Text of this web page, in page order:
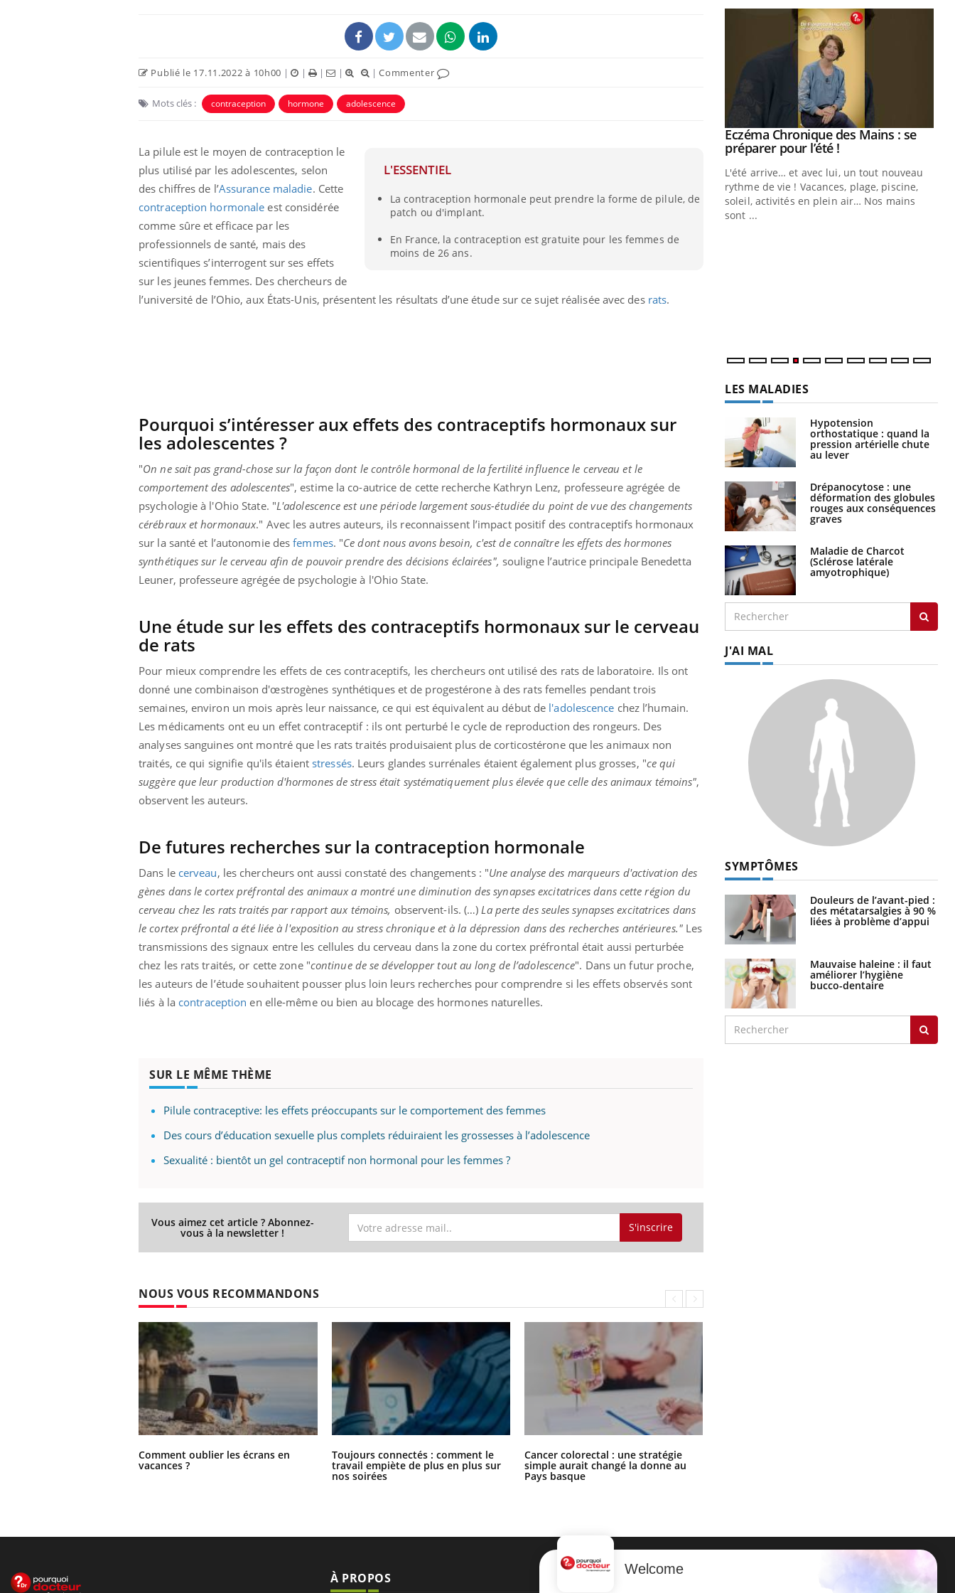
Publié le 17.11.2022 à 10h00 | | | | |Commenter
Mots clés : contraception hormone adolescence
L'ESSENTIEL
La contraception hormonale peut prendre la forme de pilule, de
patch ou d'implant.
En France, la contraception est gratuite pour les femmes de
moins de 26 ans.
La pilule est le moyen de contraception le
plus utilisé par les adolescentes, selon
des chiffres de l’Assurance maladie. Cette
contraception hormonale est considérée
comme sûre et efficace par les
professionnels de santé, mais des
scientifiques s’interrogent sur ses effets
sur les jeunes femmes. Des chercheurs de
l’université de l’Ohio, aux États-Unis, présentent les résultats d’une étude sur ce sujet réalisée avec des rats.
Pourquoi s’intéresser aux effets des contraceptifs hormonaux sur
les adolescentes ?
"On ne sait pas grand-chose sur la façon dont le contrôle hormonal de la fertilité influence le cerveau et le
comportement des adolescentes", estime la co-autrice de cette recherche Kathryn Lenz, professeure agrégée de
psychologie à l'Ohio State. "L'adolescence est une période largement sous-étudiée du point de vue des changements
cérébraux et hormonaux." Avec les autres auteurs, ils reconnaissent l’impact positif des contraceptifs hormonaux
sur la santé et l’autonomie desfemmes. "Ce dont nous avons besoin, c'est de connaître les effets des hormones
synthétiques sur le cerveau afin de pouvoir prendre des décisions éclairées", souligne l’autrice principale Benedetta
Leuner, professeure agrégée de psychologie à l'Ohio State.
Une étude sur les effets des contraceptifs hormonaux sur le cerveau
de rats
Pour mieux comprendre les effets de ces contraceptifs, les chercheurs ont utilisé des rats de laboratoire. Ils ont
donné une combinaison d'œstrogènes synthétiques et de progestérone à des rats femelles pendant trois
semaines, environ un mois après leur naissance, ce qui est équivalent au début de l'adolescence chez l’humain.
Les médicaments ont eu un effet contraceptif : ils ont perturbé le cycle de reproduction des rongeurs. Des
analyses sanguines ont montré que les rats traités produisaient plus de corticostérone que les animaux non
traités, ce qui signifie qu'ils étaientstressés. Leurs glandes surrénales étaient également plus grosses, "ce qui
suggère que leur production d'hormones de stress était systématiquement plus élevée que celle des animaux témoins",
observent les auteurs.
De futures recherches sur la contraception hormonale
Dans le cerveau, les chercheurs ont aussi constaté des changements : "Une analyse des marqueurs d'activation des
gènes dans le cortex préfrontal des animaux a montré une diminution des synapses excitatrices dans cette région du
cerveau chez les rats traités par rapport aux témoins, observent-ils. (…)La perte des seules synapses excitatrices dans
le cortex préfrontal a été liée à l'exposition au stress chronique et à la dépression dans des recherches antérieures."Les
transmissions des signaux entre les cellules du cerveau dans la zone du cortex préfrontal était aussi perturbée
chez les rats traités, or cette zone "continue de se développer tout au long de l’adolescence". Dans un futur proche,
les auteurs de l’étude souhaitent pousser plus loin leurs recherches pour comprendre si les effets observés sont
liés à la contraception en elle-même ou bien au blocage des hormones naturelles.
SUR LE MÊME THÈME
Pilule contraceptive: les effets préoccupants sur le comportement des femmes
Des cours d’éducation sexuelle plus complets réduiraient les grossesses à l’adolescence
Sexualité : bientôt un gel contraceptif non hormonal pour les femmes ?
Vous aimez cet article ? Abonnez-
vous à la newsletter ! S'inscrire
NOUS VOUS RECOMMANDONS
Comment oublier les écrans en
vacances ?
Toujours connectés : comment le
travail empiète de plus en plus sur
nos soirées
Cancer colorectal : une stratégie
simple aurait changé la donne au
Pays basque
Youtube
Fatigue, irritabilité, brouillard mental ou
même alopécie… Les symptômes de la
carence en fer sont multiples ce qui la rend
osait en parler??
En 2026, l'insuline dans le diabète de type 2
reste entourée d'idées reçues chez les
patients comme parfois chez les soignants.
Youtube
Eczéma Chronique des Mains : se
préparer pour l’été !Youtube
L'été arrive… et avec lui, un tout nouveau
rythme de vie ! Vacances, plage, piscine,
soleil, activités en plein air… Nos mains
sont ...
LES MALADIES
Hypotension
orthostatique : quand la
pression artérielle chute
au lever
Drépanocytose : une
déformation des globules
rouges aux conséquences
graves
Maladie de Charcot
(Sclérose latérale
amyotrophique)
J'AI MAL
SYMPTÔMES
Douleurs de l’avant-pied :
des métatarsalgies à 90 %
liées à problème d’appui
Mauvaise haleine : il faut
améliorer l’hygiène
bucco-dentaire
À PROPOS NEWSLETTER
Welcome